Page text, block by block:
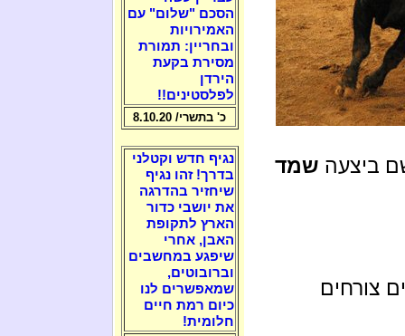
ביצעה שמד
צורחים
הסכם "שלום" עם
האמירויות
ובחריין: תמורת
מסירת בקעת
הירדן
לפלסטינים!!
כ' בתשרי/ 8.10.20
נגיף חדש וקטלני
בדרך! זהו נגיף
שיחזיר בהדרגה
את יושבי כדור
הארץ לתקופת
האבן, אחרי
שיפגע במחשבים
וברובוטים,
שמאפשרים לנו
כיום רמת חיים
חלומית!